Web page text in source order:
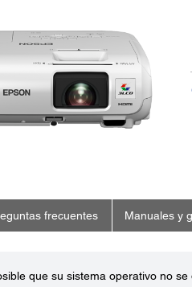
frecuentes Manuales y
que su sistema operativo no